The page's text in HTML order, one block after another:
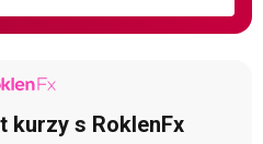
kurzy s RoklenFx